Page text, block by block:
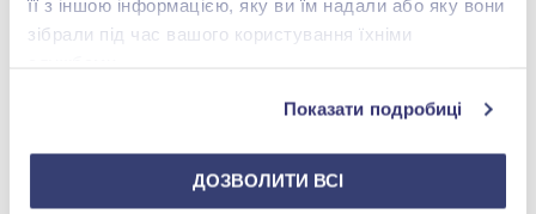
її з іншою інформацією, яку ви їм надали або яку вони
зібрали під час вашого користування їхніми
Показати подробиці
ДОЗВОЛИТИ ВСІ
хвилюванням. Також він захищає від
тільки сила каменю починає
втрачає свої магічні властивості.